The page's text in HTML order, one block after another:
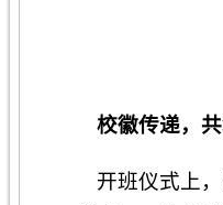
校徽传递，
开班仪式上